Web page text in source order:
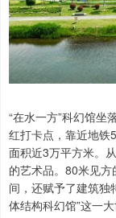
“在水一方”科幻馆坐
红打卡点，靠近地铁
面积近3万平方米。
的艺术品。80米见
间，还赋予了建筑独
体结构科幻馆”这一